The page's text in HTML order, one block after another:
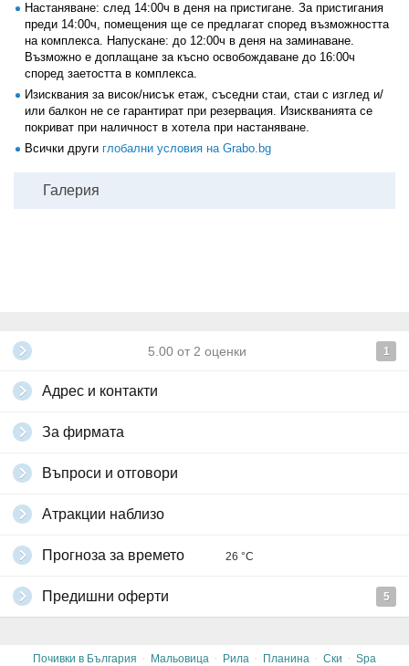
Настаняване: след 14:00ч в деня на пристигане. За пристигания
преди 14:00ч, помещения ще се предлагат според възможността
на комплекса. Напускане: до 12:00ч в деня на заминаване.
Възможно е доплащане за късно освобождаване до 16:00ч
според заетостта в комплекса.
Изисквания за висок/нисък етаж, съседни стаи, стаи с изглед и/
или балкон не се гарантират при резервация. Изискванията се
покриват при наличност в хотела при настаняване.
Всички други глобални условия на Grabo.bg
Галерия
5.00 от 2 оценки 1
Адрес и контакти
За фирмата
Въпроси и отговори
Атракции наблизо
Прогноза за времето 26 °C
Предишни оферти 5
Почивки в България · Мальовица · Рила · Планина · Ски · Spa